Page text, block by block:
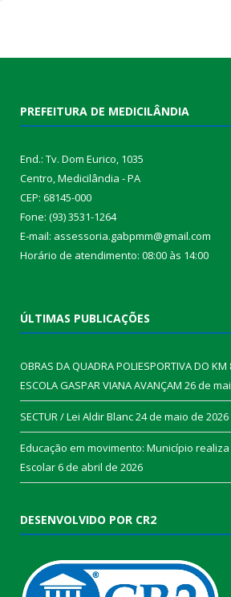
PREFEITURA DE MEDICILÂNDIA
End.: Tv. Dom Eurico, 1035
Centro, Medicilândia - PA
CEP: 68145-000
Fone: (93) 3531-1264
E-mail: assessoria.gabpmm@gmail.com
Horário de atendimento: 08:00 às 14:00
ÚLTIMAS PUBLICAÇÕES
OBRAS DA QUADRA POLIESPORTIVA DO KM
ESCOLA GASPAR VIANA AVANÇAM 26 de
SECTUR / Lei Aldir Blanc24 de maio de 2026
Educação em movimento: Município
Escolar6 de abril de 2026
DESENVOLVIDO POR CR2